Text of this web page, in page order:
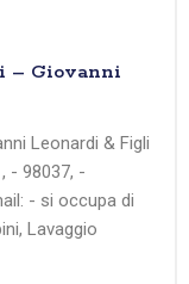
– Giovanni
Leonardi & Figli
- 98037, -
- si occupa di
Lavaggio